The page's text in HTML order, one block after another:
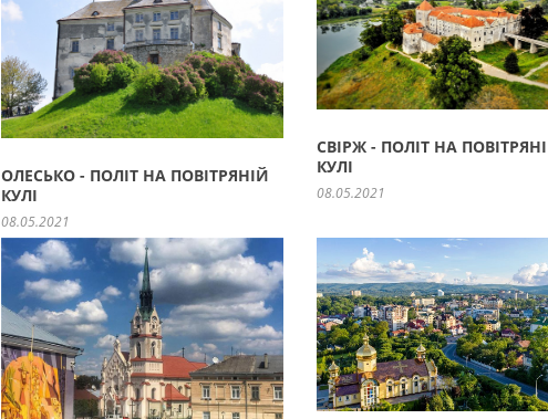
ОЛЕСЬКО - ПОЛІТ НА ПОВІТРЯНІЙ
КУЛІ
08.05.2021
СВІРЖ - ПОЛІТ НА
КУЛІ
08.05.2021